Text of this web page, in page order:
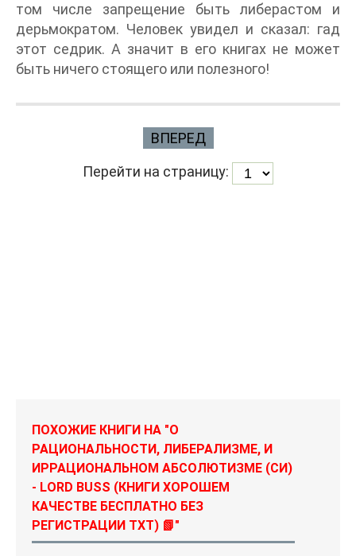
том числе запрещение быть либерастом и
дерьмократом. Человек увидел и сказал: гад
этот седрик. А значит в его книгах не может
быть ничего стоящего или полезного!
ВПЕРЕД
Перейти на страницу:
ПОХОЖИЕ КНИГИ НА "О
РАЦИОНАЛЬНОСТИ, ЛИБЕРАЛИЗМЕ, И
ИРРАЦИОНАЛЬНОМ АБСОЛЮТИЗМЕ (СИ)
- LORD BUSS (КНИГИ ХОРОШЕМ
КАЧЕСТВЕ БЕСПЛАТНО БЕЗ
РЕГИСТРАЦИИ TXT) 📗"